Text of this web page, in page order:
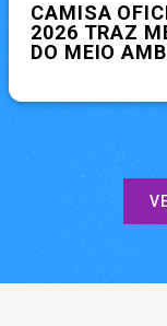
CAMISA
2026 TRAZ
DO MEIO